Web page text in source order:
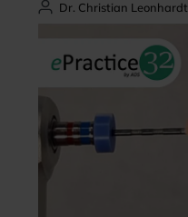
Dr. Christian Leonhardt